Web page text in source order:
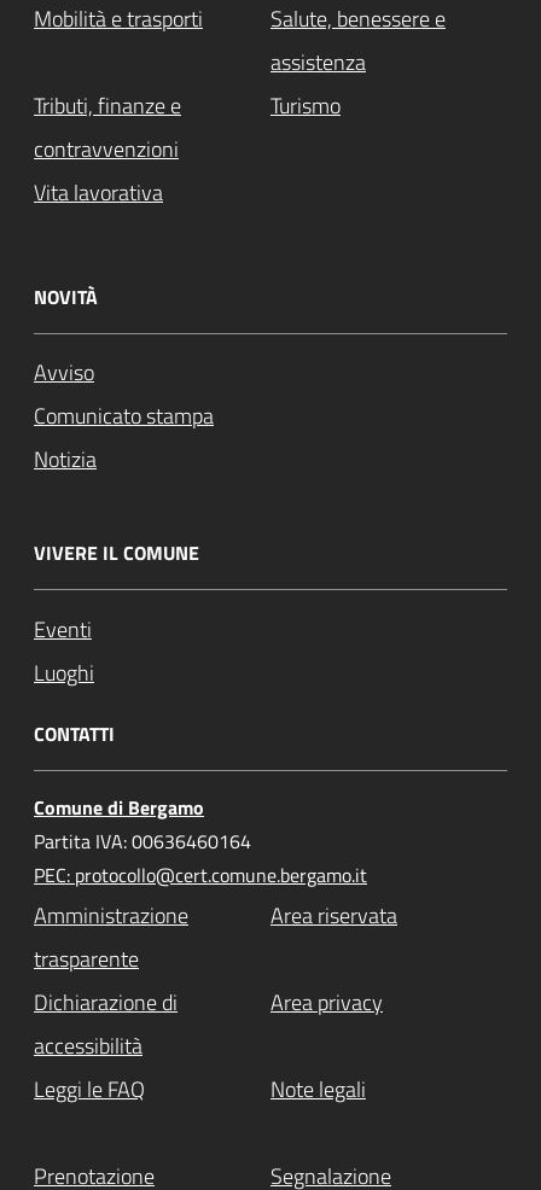
Mobilità e trasporti
Salute, benessere e
assistenza
Tributi, finanze e
contravvenzioni
Turismo
Vita lavorativa
NOVITÀ
Avviso
Comunicato stampa
Notizia
VIVERE IL COMUNE
Eventi
Luoghi
CONTATTI
Comune di Bergamo
Partita IVA: 00636460164
PEC: protocollo@cert.comune.bergamo.it
Amministrazione
trasparente
Area riservata
Dichiarazione di
accessibilità
Area privacy
Leggi le FAQ Note legali
Prenotazione Segnalazione